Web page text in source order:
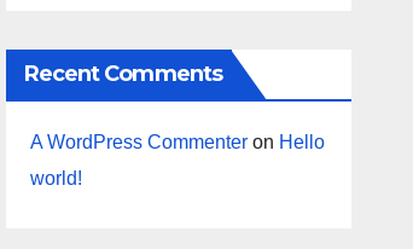
Recent Comments
A WordPress Commenteron Hello
world!